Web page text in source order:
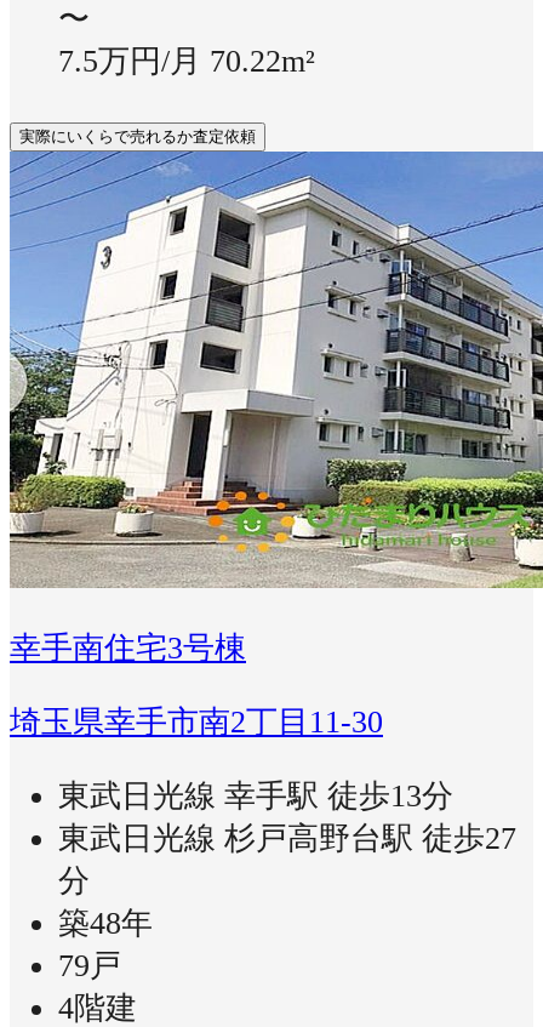
〜
7.5万円/月 70.22m²
実際にいくらで売れるか査定依頼
幸手南住宅3号棟
埼玉県幸手市南2丁目11-30
東武日光線 幸手駅 徒歩13分
東武日光線 杉戸高野台駅 徒歩27
分
築48年
79戸
4階建